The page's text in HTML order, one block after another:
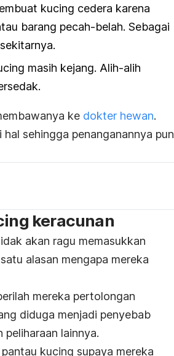
kucing cedera karena
barang pecah-belah. Sebagai
masih kejang. Alih-alih
ke dokter hewan.
sehingga penanganannya pun
keracunan
akan ragu memasukkan
alasan mengapa mereka
mereka pertolongan
diduga menjadi penyebab
peliharaan lainnya.
kucing supaya mereka